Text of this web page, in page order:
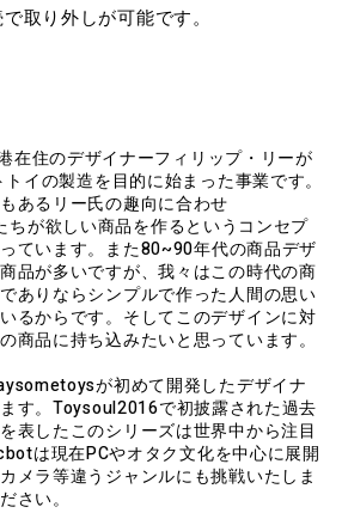
取り外しが可能です。
在住のデザイナーフィリップ・リーが
イの製造を目的に始まった事業です。
あるリー氏の趣向に合わせ
が欲しい商品を作るというコンセプ
ています。また80~90年代の商品デザ
品が多いですが、我々はこの時代の商
ありならシンプルで作った人間の思い
るからです。そしてこのデザインに対
商品に持ち込みたいと思っています。
が初めて開発したデザイナ
す。Toysoul2016で初披露された過去
表したこのシリーズは世界中から注目
は現在PCやオタク文化を中心に展開
メラ等違うジャンルにも挑戦いたしま
さい。